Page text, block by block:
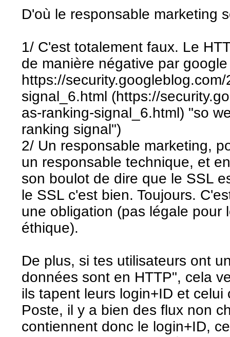
D'où le responsable marketing
1/ C'est totalement faux. Le
de manière négative par
https://
signal_6.html (https://
as-ranking-signal_6.html) "so
ranking signal")
2/ Un responsable marketing,
un responsable technique, et
son boulot de dire que le SSL
le SSL c'est bien. Toujours.
une obligation (pas légale pour
éthique).
De plus, si tes utilisateurs ont
données sont en HTTP", cela
ils tapent leurs login+ID et
Poste, il y a bien des flux non
contiennent donc le login+ID,